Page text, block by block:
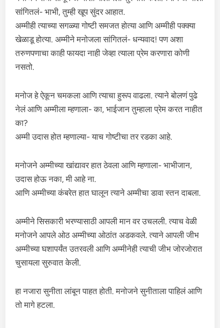
सांगितलं- भाभी, तुम्ही खूप सुंदर आहात.
अम्मीही त्याच्या सगळ्या गोष्टी समजत होत्या आणि अम्मीही पक्क्या
खेळाडू होत्या. अम्मीने मनोजला सांगितलं- धन्यवाद! पण अशा
तरुणपणाचा काही फायदा नाही जेव्हा त्याला प्रेम करणारा कोणी
नसतो.
मनोज हे ऐकून चमकला आणि त्याचा हुरूप वाढला. त्याने बोलणं पुढे
नेलं आणि अम्मीला म्हणाला- का, भाईजान तुम्हाला प्रेम करत नाहीत
का?
अम्मी उदास होत म्हणाल्या- याच गोष्टीचा तर रडका आहे.
मनोजने अम्मीच्या खांद्यावर हात ठेवला आणि म्हणाला- भाभीजान,
उदास होऊ नका, मी आहे ना.
आणि अम्मीच्या कंबरेत हात घालून त्याने अम्मीचा डावा स्तन दाबला.
अम्मीने सिसकारी भरण्यासाठी आपली मान वर उचलली. त्याच वेळी
मनोजने आपले ओठ अम्मीच्या ओठांत अडकवले. त्याने आपली जीभ
अम्मीच्या घशापर्यंत उतरवली आणि अम्मीनेही त्याची जीभ जोरजोरात
चुसायला सुरुवात केली.
हा नजारा सुनीता लांबून पाहत होती. मनोजने सुनीताला पाहिलं आणि
तो मागे हटला.